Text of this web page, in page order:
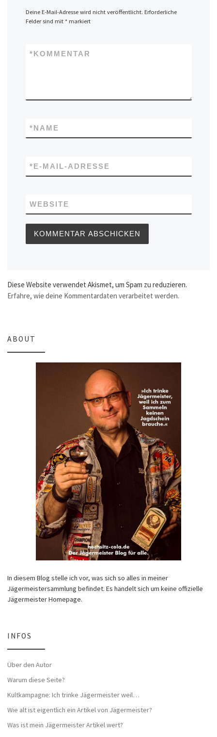
Deine E-Mail-Adresse wird nicht veröffentlicht. Erforderliche
Felder sind mit *markiert
KOMMENTAR
*
NAME
*
E-MAIL-ADRESSE
*
WEBSITE
Diese Website verwendet Akismet, um Spam zu reduzieren.
Erfahre, wie deine Kommentardaten verarbeitet werden.
ABOUT
In diesem Blog stelle ich vor, was sich so alles in meiner
Jägermeistersammlung befindet. Es handelt sich um keine offizielle
Jägermeister Homepage.
INFOS
Über den Autor
Warum diese Seite?
Kultkampagne: Ich trinke Jägermeister weil…
Wie alt ist eigentlich ein Artikel von Jägermeister?
Was ist mein Jägermeister Artikel wert?